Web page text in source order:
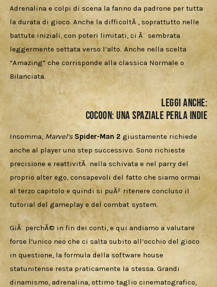
Adrenalina e colpi di scena la fanno da padrone per tutta
la durata di gioco. Anche la difficoltÃ , soprattutto nelle
battute iniziali, con poteri limitati, ci Ã¨ sembrata
leggermente settata verso l’alto. Anche nella scelta
“Amazing” che corrisponde alla classica Normale o
Bilanciata.
LEGGI ANCHE:
COCOON: UNA SPAZIALE PERLA INDIE
Insomma, Marvel’s Spider-Man 2 giustamente richiede
anche al player uno step successivo. Sono richieste
precisione e reattivitÃ  nella schivata e nel parry del
proprio alter ego, consapevoli del fatto che siamo ormai
al terzo capitolo e quindi si puÃ² ritenere concluso il
tutorial del gameplay e del combat system.
GiÃ  perchÃ© in fin dei conti, e qui andiamo a valutare
forse l’unico neo che ci salta subito all’occhio del gioco
in questione, la formula della software house
statunitense resta praticamente la stessa. Grandi
dinamismo, adrenalina, ottimo taglio cinematografico,